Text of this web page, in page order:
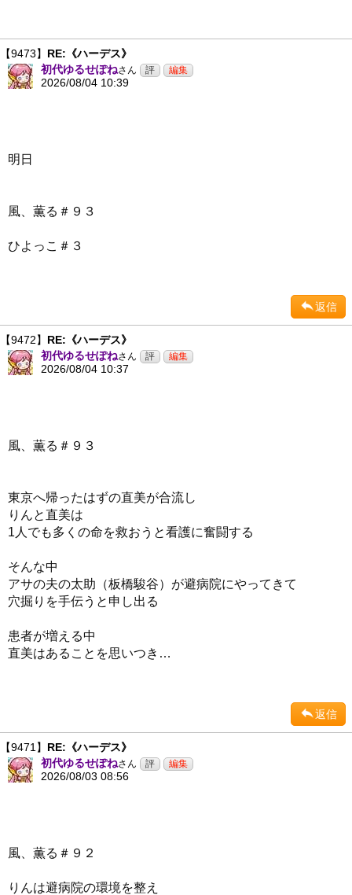
【9473】 RE:《ハーデス》
初代ゆるせぽねさん
2026/08/04 10:39
明日
風、薫る＃９３
ひよっこ＃３
返信
【9472】 RE:《ハーデス》
初代ゆるせぽねさん
2026/08/04 10:37
風、薫る＃９３
東京へ帰ったはずの直美が合流し
りんと直美は
1人でも多くの命を救おうと看護に奮闘する
そんな中
アサの夫の太助（板橋駿谷）が避病院にやってきて
穴掘りを手伝うと申し出る
患者が増える中
直美はあることを思いつき…
返信
【9471】 RE:《ハーデス》
初代ゆるせぽねさん
2026/08/03 08:56
風、薫る＃９２
りんは避病院の環境を整え